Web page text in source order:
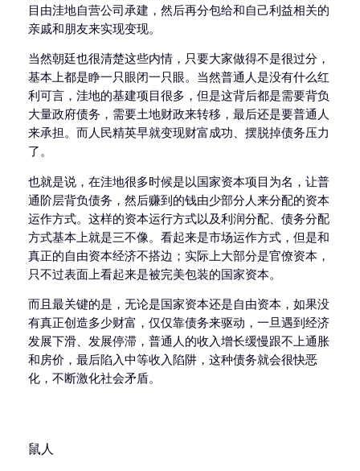
目由洼地自营公司承建，然后再分包给和自己利益相关的
亲戚和朋友来实现变现。
当然朝廷也很清楚这些内情，只要大家做得不是很过分，
基本上都是睁一只眼闭一只眼。当然普通人是没有什么红
利可言，洼地的基建项目很多，但是这背后都是需要背负
大量政府债务，需要土地财政来转移，最后还是要普通人
来承担。而人民精英早就变现财富成功、摆脱掉债务压力
了。
也就是说，在洼地很多时候是以国家资本项目为名，让普
通阶层背负债务，然后赚到的钱由少部分人来分配的资本
运作方式。这样的资本运行方式以及利润分配、债务分配
方式基本上就是三不像。看起来是市场运作方式，但是和
真正的自由资本经济不搭边；实际上大部分是官僚资本，
只不过表面上看起来是被完美包装的国家资本。
而且最关键的是，无论是国家资本还是自由资本，如果没
有真正创造多少财富，仅仅靠债务来驱动，一旦遇到经济
发展下滑、发展停滞，普通人的收入增长缓慢跟不上通胀
和房价，最后陷入中等收入陷阱，这种债务就会很快恶
化，不断激化社会矛盾。
鼠人